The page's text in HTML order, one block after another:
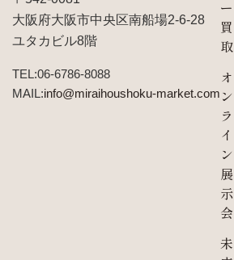
大阪府大阪市中央区南船場2-6-28
ユタカビル8階
TEL:06-6786-8088
MAIL:info@miraihoushoku-market.com
ー
買
取
オ
ン
ラ
イ
ン
展
示
会
未